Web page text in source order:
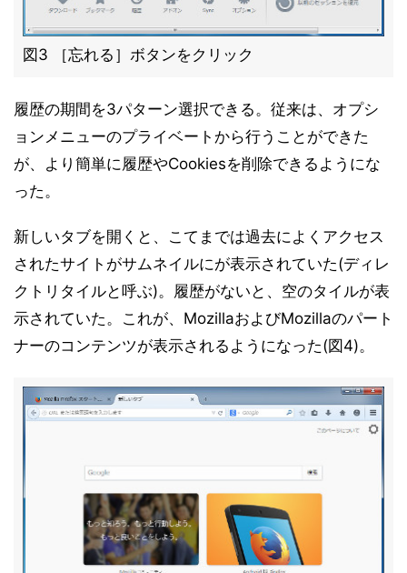
図3 ［忘れる］ボタンをクリック
履歴の期間を3パターン選択できる。従来は、オプシ
ョンメニューのプライベートから行うことができた
が、より簡単に履歴やCookiesを削除できるようにな
った。
新しいタブを開くと、こてまでは過去によくアクセス
されたサイトがサムネイルにが表示されていた(ディレ
クトリタイルと呼ぶ)。履歴がないと、空のタイルが表
示されていた。これが、MozillaおよびMozillaのパート
ナーのコンテンツが表示されるようになった(図4)。